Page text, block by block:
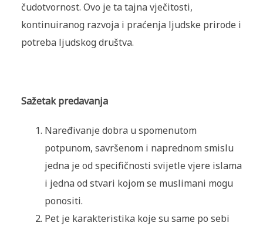
čudotvornost. Ovo je ta tajna vječitosti,
kontinuiranog razvoja i praćenja ljudske prirode i
potreba ljudskog društva.
Sažetak predavanja
Naređivanje dobra u spomenutom
potpunom, savršenom i naprednom smislu
jedna je od specifičnosti svijetle vjere islama
i jedna od stvari kojom se muslimani mogu
ponositi.
Pet je karakteristika koje su same po sebi